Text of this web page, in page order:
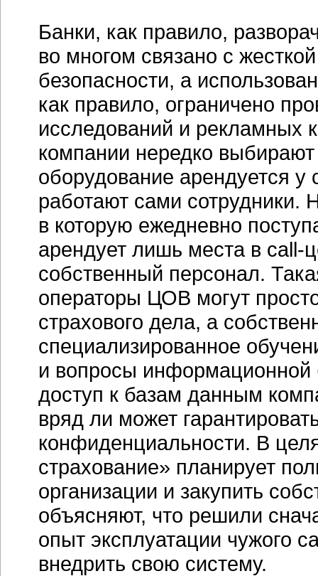
Банки, как правило,
во многом связано с
безопасности, а
как правило, ограничено
исследований и рекламных
компании нередко
оборудование арендуется
работают сами сотрудники.
в которую ежедневно
арендует лишь места в call-
собственный персонал.
операторы ЦОВ могут
страхового дела, а
специализированное
и вопросы информационной
доступ к базам данным
вряд ли может
конфиденциальности. В
страхование» планирует
организации и закупить
объясняют, что решили
опыт эксплуатации чужого
внедрить свою систему.